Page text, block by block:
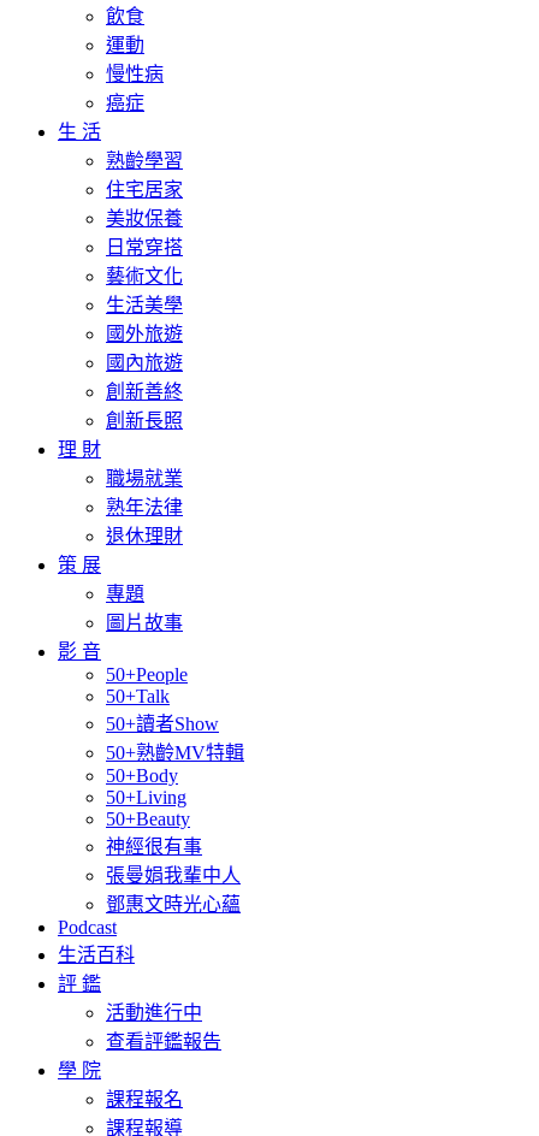
飲食
運動
慢性病
癌症
生 活
熟齡學習
住宅居家
美妝保養
日常穿搭
藝術文化
生活美學
國外旅遊
國內旅遊
創新善終
創新長照
理 財
職場就業
熟年法律
退休理財
策 展
專題
圖片故事
影 音
50+People
50+Talk
50+讀者Show
50+熟齡MV特輯
50+Body
50+Living
50+Beauty
神經很有事
張曼娟我輩中人
鄧惠文時光心蘊
Podcast
生活百科
評 鑑
活動進行中
查看評鑑報告
學 院
課程報名
課程報導